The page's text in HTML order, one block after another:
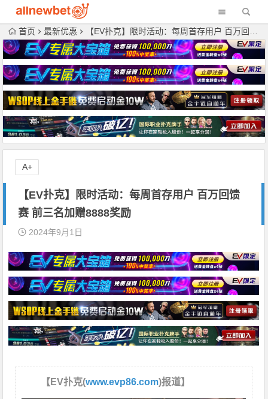
首页 最新优惠 【EV扑克】限时活动：每周首存用户 百万回馈赛 前三名加赠8888奖励
【EV扑克】限时活动：每周首存用户 百万回馈
赛 前三名加赠8888奖励
2024年9月1日
【EV扑克(www.evp86.com)报道】
A+